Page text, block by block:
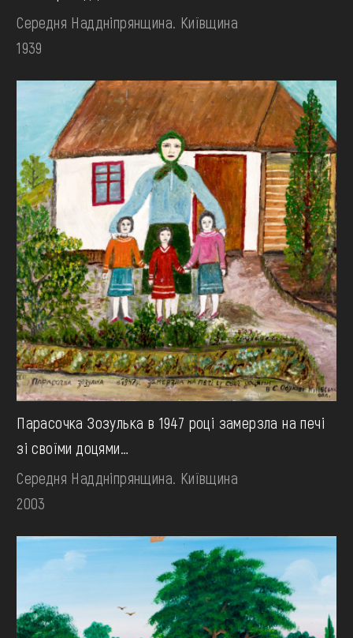
Середня Наддніпрянщина. Київщина
1939
Парасочка Зозулька в 1947 році замерзла на печі
зі своїми доцями…
Середня Наддніпрянщина. Київщина
2003